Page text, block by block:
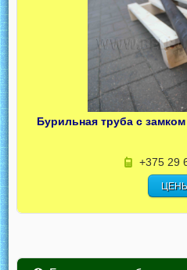
Бурильная труба с
+375 29